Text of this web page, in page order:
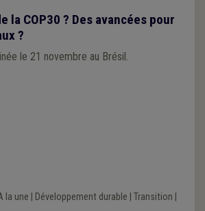
la COP30 ? Des avancées pour
?
le 21 novembre au Brésil.
la une Développement durable Transition